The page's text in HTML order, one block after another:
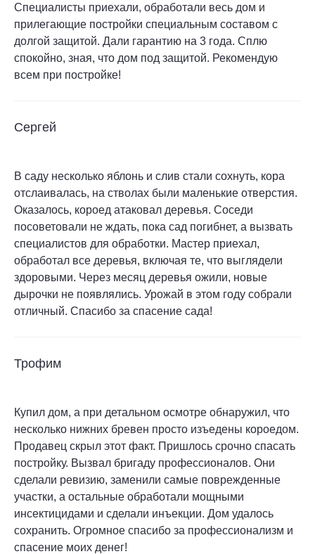
Специалисты приехали, обработали весь дом и
прилегающие постройки специальным составом с
долгой защитой. Дали гарантию на 3 года. Сплю
спокойно, зная, что дом под защитой. Рекомендую
всем при постройке!
Cергей
В саду несколько яблонь и слив стали сохнуть, кора
отслаивалась, на стволах были маленькие отверстия.
Оказалось, короед атаковал деревья. Соседи
посоветовали не ждать, пока сад погибнет, а вызвать
специалистов для обработки. Мастер приехал,
обработал все деревья, включая те, что выглядели
здоровыми. Через месяц деревья ожили, новые
дырочки не появлялись. Урожай в этом году собрали
отличный. Спасибо за спасение сада!
Трофим
Купил дом, а при детальном осмотре обнаружил, что
несколько нижних бревен просто изъедены короедом.
Продавец скрыл этот факт. Пришлось срочно спасать
постройку. Вызвал бригаду профессионалов. Они
сделали ревизию, заменили самые поврежденные
участки, а остальные обработали мощными
инсектицидами и сделали инъекции. Дом удалось
сохранить. Огромное спасибо за профессионализм и
спасение моих денег!